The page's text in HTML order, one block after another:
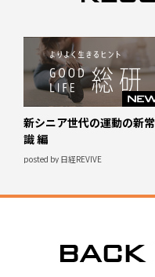
新シニア世代の運動の新常
識 編
posted by 日経REVIVE